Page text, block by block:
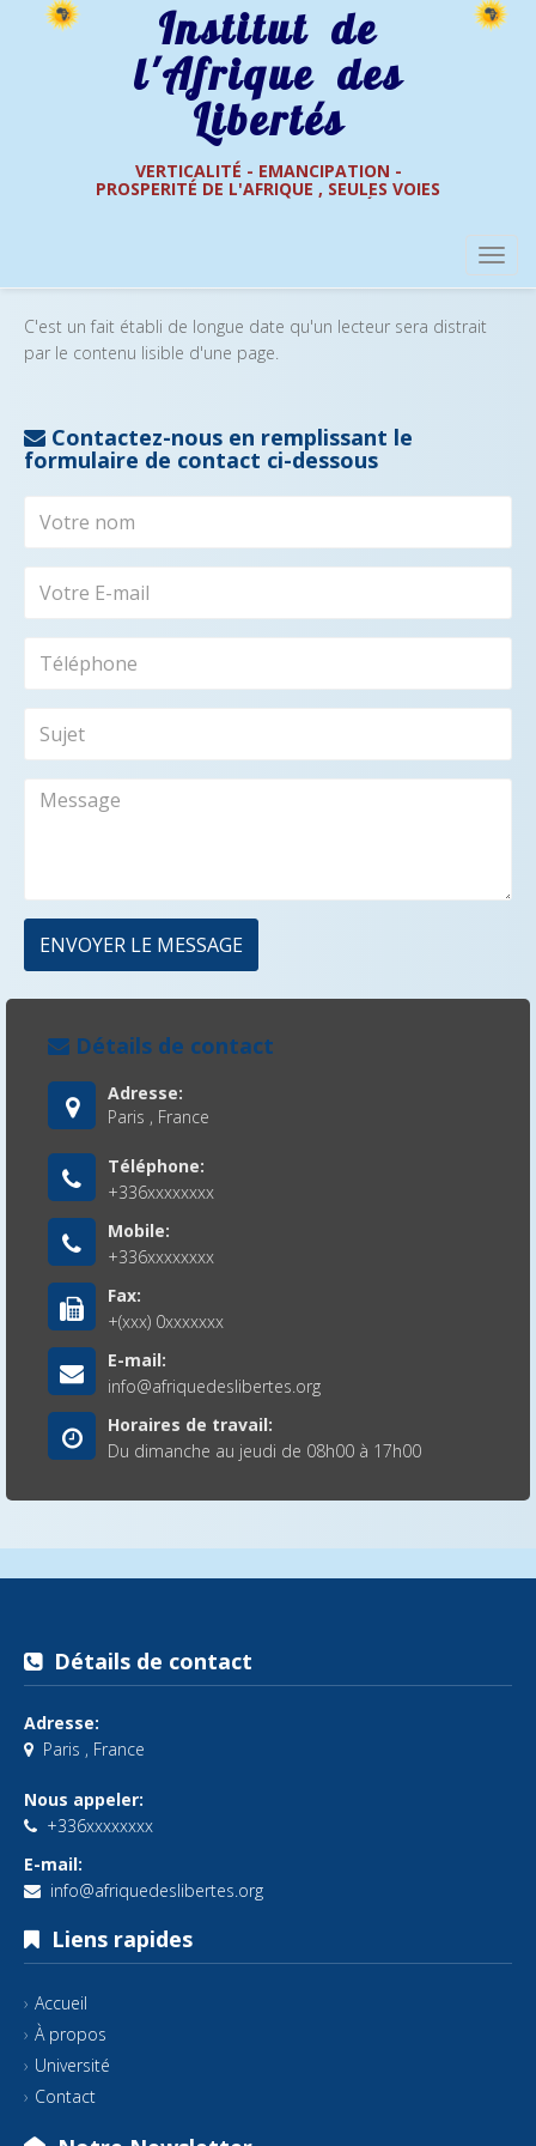
Institut de
l'Afrique des
Libertés
VERTICALITÉ - EMANCIPATION -
PROSPERITÉ DE L'AFRIQUE , SEULES VOIES
DE L'AFRIQUE DES LIBERTÉS
C'est un fait établi de longue date qu'un lecteur sera distrait
par le contenu lisible d'une page.
Contactez-nous en remplissant le
formulaire de contact ci-dessous
ENVOYER LE MESSAGE
Détails de contact
Adresse:
Paris , France
Téléphone:
+336xxxxxxxx
Mobile:
+336xxxxxxxx
Fax:
+(xxx) 0xxxxxxx
E-mail:
info@afriquedeslibertes.org
Horaires de travail:
Du dimanche au jeudi de 08h00 à 17h00
Détails de contact
Adresse:
Paris , France
Nous appeler:
+336xxxxxxxx
E-mail:
info@afriquedeslibertes.org
Liens rapides
Accueil
À propos
Université
Contact